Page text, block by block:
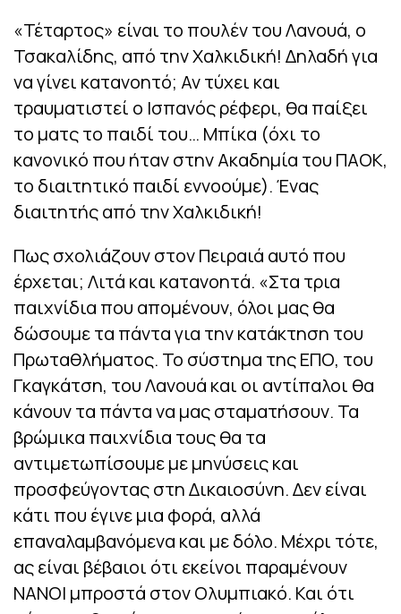
«Τέταρτος» είναι το πουλέν του Λανουά, ο
Τσακαλίδης, από την Χαλκιδική! Δηλαδή για
να γίνει κατανοητό; Αν τύχει και
τραυματιστεί ο Ισπανός ρέφερι, θα παίξει
το ματς το παιδί του… Μπίκα (όχι το
κανονικό που ήταν στην Ακαδημία του ΠΑΟΚ,
το διαιτητικό παιδί εννοούμε). Ένας
διαιτητής από την Χαλκιδική!
Πως σχολιάζουν στον Πειραιά αυτό που
έρχεται; Λιτά και κατανοητά. «Στα τρια
παιχνίδια που απομένουν, όλοι μας θα
δώσουμε τα πάντα για την κατάκτηση του
Πρωταθλήματος. Το σύστημα της ΕΠΟ, του
Γκαγκάτση, του Λανουά και οι αντίπαλοι θα
κάνουν τα πάντα να μας σταματήσουν. Τα
βρώμικα παιχνίδια τους θα τα
αντιμετωπίσουμε με μηνύσεις και
προσφεύγοντας στη Δικαιοσύνη. Δεν είναι
κάτι που έγινε μια φορά, αλλά
επαναλαμβανόμενα και με δόλο. Μέχρι τότε,
ας είναι βέβαιοι ότι εκείνοι παραμένουν
ΝΑΝΟΙ μπροστά στον Ολυμπιακό. Και ότι